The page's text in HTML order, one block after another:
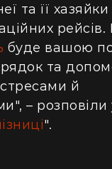
та її
рейсів.
буде вашою
та
й
– розповіли
".